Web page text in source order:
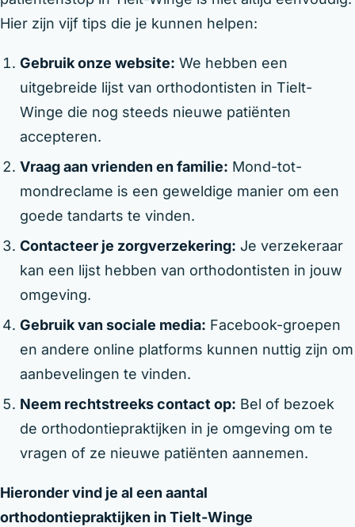
Hier zijn vijf tips die je kunnen helpen:
Gebruik onze website: We hebben een
uitgebreide lijst van orthodontisten in Tielt-
Winge die nog steeds nieuwe patiënten
accepteren.
Vraag aan vrienden en familie: Mond-tot-
mondreclame is een geweldige manier om een
goede tandarts te vinden.
Contacteer je zorgverzekering: Je verzekeraar
kan een lijst hebben van orthodontisten in jouw
omgeving.
Gebruik van sociale media: Facebook-groepen
en andere online platforms kunnen nuttig zijn om
aanbevelingen te vinden.
Neem rechtstreeks contact op: Bel of bezoek
de orthodontiepraktijken in je omgeving om te
vragen of ze nieuwe patiënten aannemen.
Hieronder vind je al een aantal
orthodontiepraktijken in Tielt-Winge